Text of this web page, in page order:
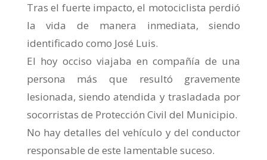
Tras el fuerte impacto, el motociclista perdió
la vida de manera inmediata, siendo
identificado como José Luis.
El hoy occiso viajaba en compañía de una
persona más que resultó gravemente
lesionada, siendo atendida y trasladada por
socorristas de Protección Civil del Municipio.
No hay detalles del vehículo y del conductor
responsable de este lamentable suceso.